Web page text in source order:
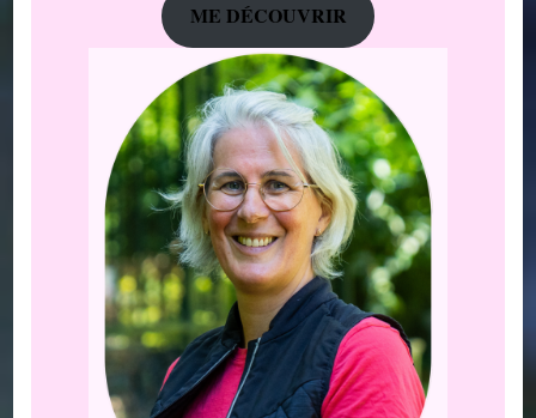
ME DÉCOUVRIR